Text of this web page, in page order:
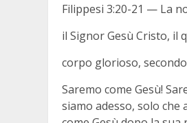
Filippesi 3:20-21 — La
il Signor Gesù Cristo, il
corpo glorioso,
Saremo come Gesù!
siamo adesso, solo